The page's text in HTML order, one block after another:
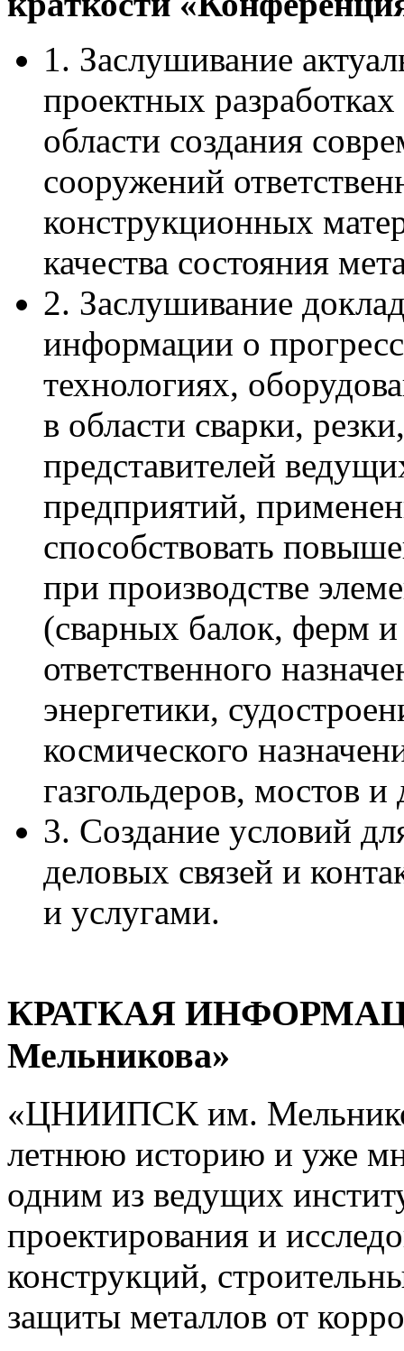
1. Заслушивание
проектных
области создания
сооружений
конструкционных
качества состояния
2. Заслушивание
информации о
технологиях,
в области сварки,
представителей
предприятий,
способствовать
при производстве
(сварных балок, ферм
ответственного
энергетики,
космического
газгольдеров, мостов и
3. Создание условий
деловых связей и
и услугами.
КРАТКАЯ
Мельникова»
«ЦНИИПСК им.
летнюю историю и уже
одним из ведущих
проектирования и
конструкций,
защиты металлов от